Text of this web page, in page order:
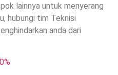
lainnya untuk menyerang
hubungi tim Teknisi
anda dari